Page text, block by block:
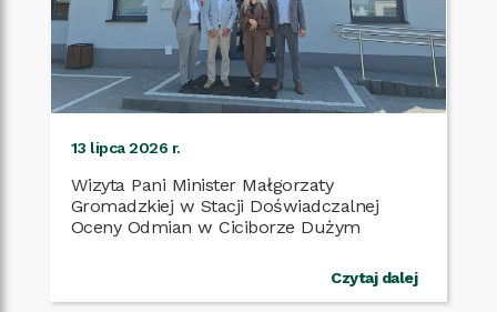
13 lipca 2026 r.
Wizyta Pani Minister Małgorzaty
Gromadzkiej w Stacji Doświadczalnej
Oceny Odmian w Ciciborze Dużym
Czytaj dalej